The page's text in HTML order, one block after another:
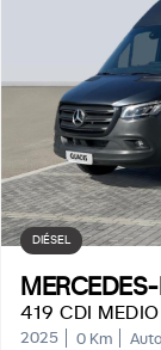
DIÉSEL
419 CDI
2025 0 Km